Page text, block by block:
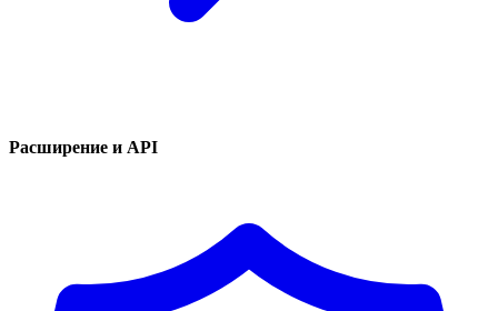
Расширение и API